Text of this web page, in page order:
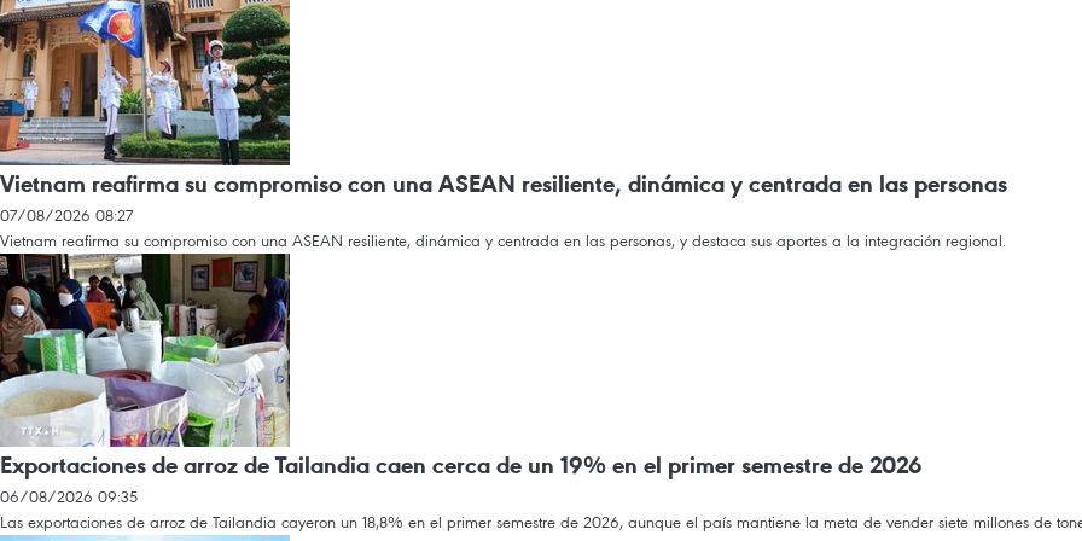
Vietnam reafirma su compromiso con una ASEAN resiliente, dinámica y centrada en las personas
07/08/2026 08:27
Vietnam reafirma su compromiso con una ASEAN resiliente, dinámica y centrada en las personas, y destaca sus aportes a la integración regional.
Exportaciones de arroz de Tailandia caen cerca de un 19% en el primer semestre de 2026
06/08/2026 09:35
Las exportaciones de arroz de Tailandia cayeron un 18,8% en el primer semestre de 2026, aunque el país mantiene la meta de vender siete millones de